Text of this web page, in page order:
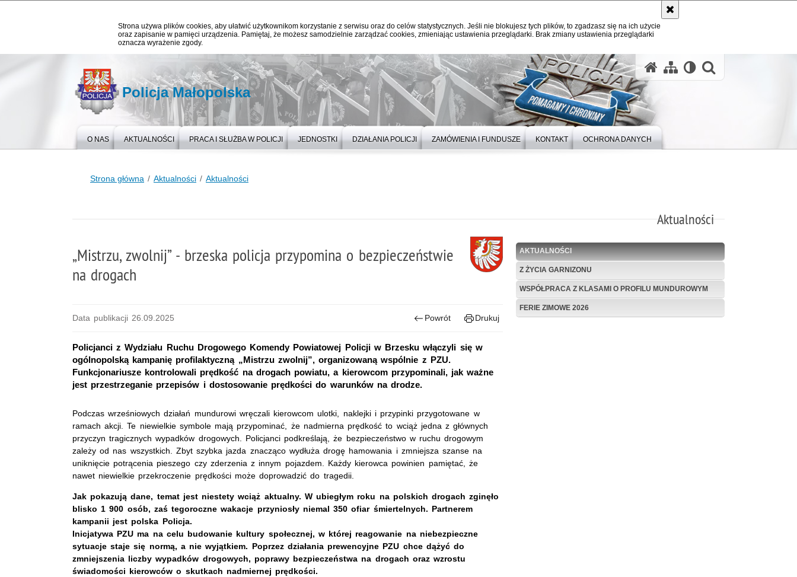
Strona używa plików cookies, aby ułatwić użytkownikom korzystanie z serwisu oraz do celów statystycznych. Jeśli nie blokujesz tych plików, to zgadzasz się na ich użycie
oraz zapisanie w pamięci urządzenia. Pamiętaj, że możesz samodzielnie zarządzać cookies, zmieniając ustawienia przeglądarki. Brak zmiany ustawienia przeglądarki
oznacza wyrażenie zgody.
Policja Małopolska
O NAS AKTUALNOŚCI PRACA I SŁUŻBA W POLICJI JEDNOSTKI DZIAŁANIA POLICJI ZAMÓWIENIA I FUNDUSZE KONTAKT OCHRONA DANYCH
Strona główna Aktualności Aktualności
Aktualności
„Mistrzu, zwolnij” - brzeska policja przypomina o bezpieczeństwie
na drogach
Data publikacji 26.09.2025 Powrót Drukuj
Policjanci z Wydziału Ruchu Drogowego Komendy Powiatowej Policji w Brzesku włączyli się w
ogólnopolską kampanię profilaktyczną „Mistrzu zwolnij”, organizowaną wspólnie z PZU.
Funkcjonariusze kontrolowali prędkość na drogach powiatu, a kierowcom przypominali, jak ważne
jest przestrzeganie przepisów i dostosowanie prędkości do warunków na drodze.
Podczas wrześniowych działań mundurowi wręczali kierowcom ulotki, naklejki i przypinki przygotowane w
ramach akcji. Te niewielkie symbole mają przypominać, że nadmierna prędkość to wciąż jedna z głównych
przyczyn tragicznych wypadków drogowych. Policjanci podkreślają, że bezpieczeństwo w ruchu drogowym
zależy od nas wszystkich. Zbyt szybka jazda znacząco wydłuża drogę hamowania i zmniejsza szanse na
uniknięcie potrącenia pieszego czy zderzenia z innym pojazdem. Każdy kierowca powinien pamiętać, że
nawet niewielkie przekroczenie prędkości może doprowadzić do tragedii.
Jak pokazują dane, temat jest niestety wciąż aktualny. W ubiegłym roku na polskich drogach zginęło
blisko 1 900 osób, zaś tegoroczne wakacje przyniosły niemal 350 ofiar śmiertelnych. Partnerem
kampanii jest polska Policja.
Inicjatywa PZU ma na celu budowanie kultury społecznej, w której reagowanie na niebezpieczne
sytuacje staje się normą, a nie wyjątkiem. Poprzez działania prewencyjne PZU chce dążyć do
zmniejszenia liczby wypadków drogowych, poprawy bezpieczeństwa na drogach oraz wzrostu
świadomości kierowców o skutkach nadmiernej prędkości.
AKTUALNOŚCI
Z ŻYCIA GARNIZONU
WSPÓŁPRACA Z KLASAMI O PROFILU MUNDUROWYM
FERIE ZIMOWE 2026